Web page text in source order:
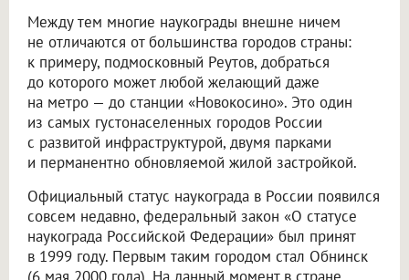
Между тем многие наукограды внешне ничем
не отличаются от большинства городов страны:
к примеру, подмосковный Реутов, добраться
до которого может любой желающий даже
на метро — до станции «Новокосино». Это один
из самых густонаселенных городов России
с развитой инфраструктурой, двумя парками
и перманентно обновляемой жилой застройкой.
Официальный статус наукограда в России появился
совсем недавно, федеральный закон «О статусе
наукограда Российской Федерации» был принят
в 1999 году. Первым таким городом стал Обнинск